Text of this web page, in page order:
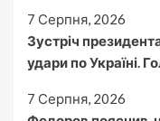
7 Серпня, 2026
Зустріч
удари по Україні.
7 Серпня, 2026